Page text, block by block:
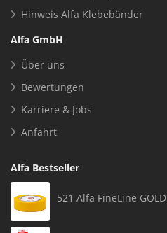
Hinweis Alfa Klebebänder
Alfa GmbH
Über uns
Bewertungen
Karriere & Jobs
Anfahrt
Alfa Bestseller
521 Alfa FineLine GOLD